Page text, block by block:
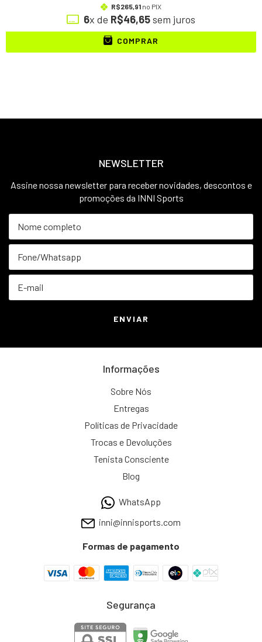
R$265,91 no PIX
6x de R$46,65sem juros
COMPRAR
NEWSLETTER
Assine nossa newsletter para receber novidades, descontos e
promoções da INNI Sports
Informações
Sobre Nós
Entregas
Políticas de Privacidade
Trocas e Devoluções
Tenista Consciente
Blog
WhatsApp
inni@innisports.com
Formas de pagamento
Segurança